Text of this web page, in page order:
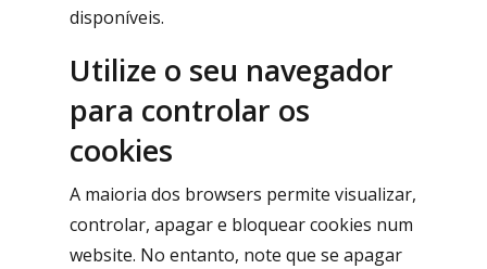
disponíveis.
Utilize o seu navegador
para controlar os
cookies
A maioria dos browsers permite visualizar,
controlar, apagar e bloquear cookies num
website. No entanto, note que se apagar